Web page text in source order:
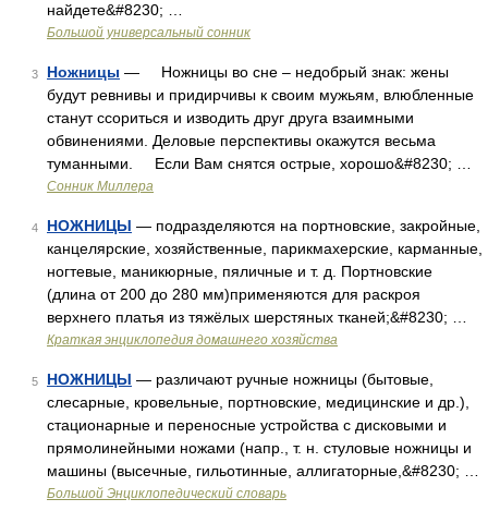
найдете&#8230; …
Большой универсальный сонник
3 Ножницы — Ножницы во сне – недобрый знак: жены
будут ревнивы и придирчивы к своим мужьям, влюбленные
станут ссориться и изводить друг друга взаимными
обвинениями. Деловые перспективы окажутся весьма
туманными. Если Вам снятся острые, хорошо&#8230; …
Сонник Миллера
4 НОЖНИЦЫ — подразделяются на портновские, закройные,
канцелярские, хозяйственные, парикмахерские, карманные,
ногтевые, маникюрные, пяличные и т. д. Портновские
(длина от 200 до 280 мм)применяются для раскроя
верхнего платья из тяжёлых шерстяных тканей;&#8230; …
Краткая энциклопедия домашнего хозяйства
5 НОЖНИЦЫ — различают ручные ножницы (бытовые,
слесарные, кровельные, портновские, медицинские и др.),
стационарные и переносные устройства с дисковыми и
прямолинейными ножами (напр., т. н. стуловые ножницы и
машины (высечные, гильотинные, аллигаторные,&#8230; …
Большой Энциклопедический словарь